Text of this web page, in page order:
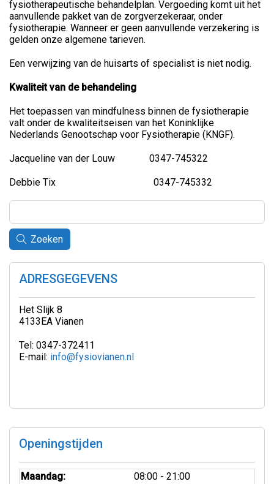
fysiotherapeutische behandelplan. Vergoeding komt uit het
aanvullende pakket van de zorgverzekeraar, onder
fysiotherapie. Wanneer er geen aanvullende verzekering is
gelden onze algemene tarieven.
Een verwijzing van de huisarts of specialist is niet nodig.
Kwaliteit van de behandeling
Het toepassen van mindfulness binnen de fysiotherapie
valt onder de kwaliteitseisen van het Koninklijke
Nederlands Genootschap voor Fysiotherapie (KNGF).
Jacqueline van der Louw 0347-745322
Debbie Tix 0347-745332
Zoeken
ADRESGEGEVENS
Het Slijk 8
4133EA Vianen
Tel: 0347-372411
E-mail: info@fysiovianen.nl
Openingstijden
Maandag:
08:00 - 21:00